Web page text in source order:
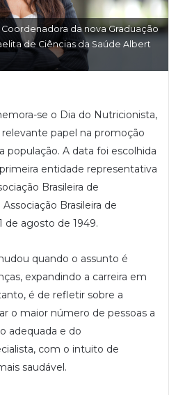
da nova Graduação
de Ciências da Saúde Albert
se o Dia do Nutricionista,
papel na promoção
população. A data foi escolhida
entidade representativa
Brasileira de
Brasileira de
de agosto de 1949.
quando o assunto é
expandindo a carreira em
é de refletir sobre a
o maior número de pessoas a
adequada e do
com o intuito de
saudável.